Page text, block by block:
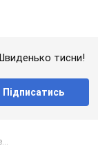
тисни!
Підписатись